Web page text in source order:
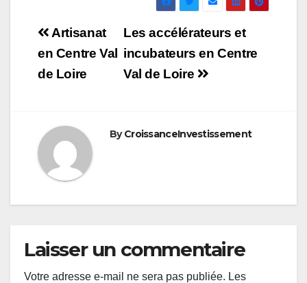
Navigation
de
l’article
Les accélérateurs et
incubateurs en Centre
Val de Loire
Artisanat
en Centre Val
de Loire
ByCroissanceInvestissement
Laisser un commentaire
Votre adresse e-mail ne sera pas publiée. Les